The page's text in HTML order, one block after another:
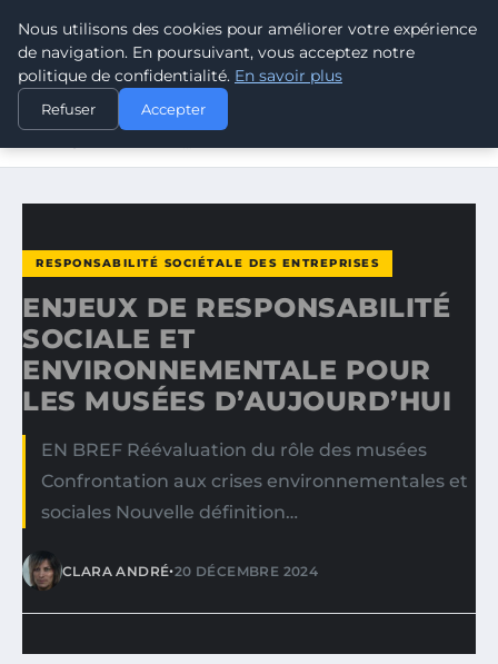
CLIMATE RESPONSE BLOG
ACCUEIL
RESPONSABILITÉ SOCIÉTALE DES ENTREPRISES
ENJEUX DE RESPONSABILITÉ SOCIALE ET
RESPONSABILITÉ SOCIÉTALE DES ENTREPRISES
ENJEUX DE RESPONSABILITÉ
SOCIALE ET
ENVIRONNEMENTALE POUR
LES MUSÉES D’AUJOURD’HUI
EN BREF Réévaluation du rôle des musées
Confrontation aux crises environnementales et
sociales Nouvelle définition…
CLARA ANDRÉ•20 DÉCEMBRE 2024
Nous utilisons des cookies pour améliorer votre expérience
de navigation. En poursuivant, vous acceptez notre
politique de confidentialité. En savoir plus
Refuser Accepter